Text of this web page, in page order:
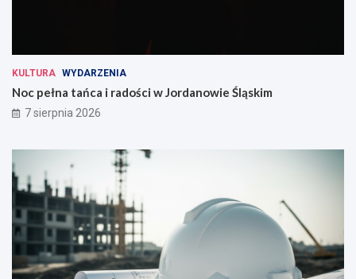
KULTURA WYDARZENIA
Noc pełna tańca i radości w Jordanowie Śląskim
7 sierpnia 2026